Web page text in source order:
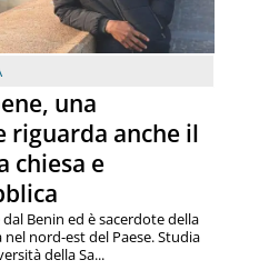
una
riguarda anche il
chiesa e
Benin ed è sacerdote della
nord-est del Paese. Studia
della Sa...